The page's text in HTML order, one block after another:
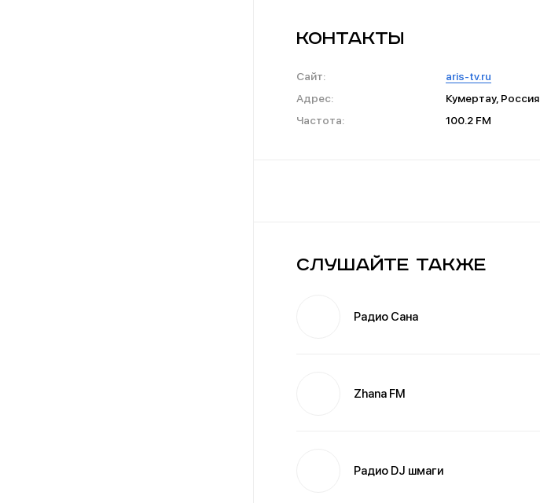
Контакты
Сайт:
aris-tv.ru
Адрес:
Кумертау, Россия
Частота:
100.2 FM
Слушайте также
Радио Сана
Zhana FM
Радио DJ шмаги